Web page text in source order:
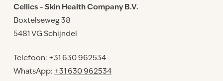
Cellics – Skin Health Company B.V.
Boxtelseweg 38
5481 VG Schijndel
Telefoon: +31 630 962534
WhatsApp: +31 630 962534